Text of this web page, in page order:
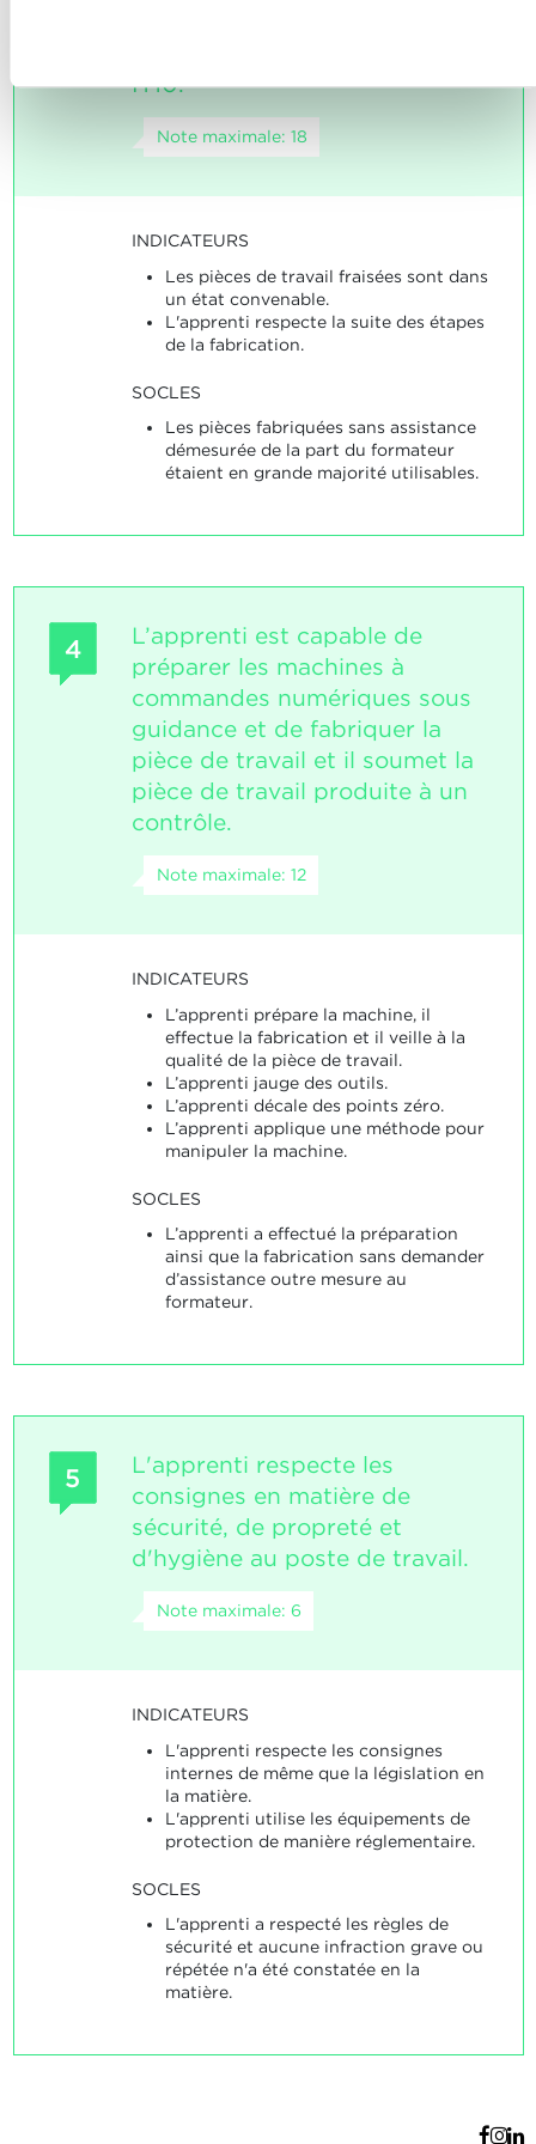
IT10.
Note maximale: 18
INDICATEURS
Les pièces de travail fraisées sont dans
un état convenable.
L'apprenti respecte la suite des étapes
de la fabrication.
SOCLES
Les pièces fabriquées sans assistance
démesurée de la part du formateur
étaient en grande majorité utilisables.
4
L’apprenti est capable de
préparer les machines à
commandes numériques sous
guidance et de fabriquer la
pièce de travail et il soumet la
pièce de travail produite à un
contrôle.
Note maximale: 12
INDICATEURS
L’apprenti prépare la machine, il
effectue la fabrication et il veille à la
qualité de la pièce de travail.
L’apprenti jauge des outils.
L’apprenti décale des points zéro.
L’apprenti applique une méthode pour
manipuler la machine.
SOCLES
L’apprenti a effectué la préparation
ainsi que la fabrication sans demander
d’assistance outre mesure au
formateur.
5
L'apprenti respecte les
consignes en matière de
sécurité, de propreté et
d'hygiène au poste de travail.
Note maximale: 6
INDICATEURS
L'apprenti respecte les consignes
internes de même que la législation en
la matière.
L'apprenti utilise les équipements de
protection de manière réglementaire.
SOCLES
L'apprenti a respecté les règles de
sécurité et aucune infraction grave ou
répétée n'a été constatée en la
matière.